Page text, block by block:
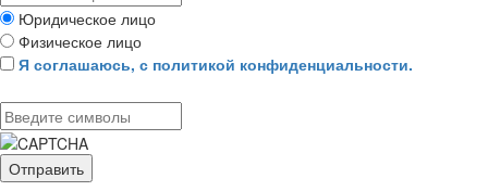
Юридическое лицо
Физическое лицо
Я соглашаюсь, с политикой конфиденциальности.